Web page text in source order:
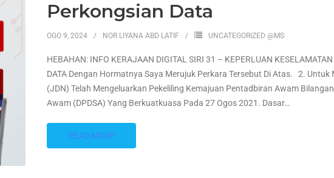
Perkongsian Data
OGO 9, 2024 NOR LIYANA ABD LATIF UNCATEGORIZED @MS
HEBAHAN: INFO KERAJAAN DIGITAL SIRI 31 – KEPERLUAN
DATA Dengan Hormatnya Saya Merujuk Perkara Tersebut Di Atas. 2.
(JDN) Telah Mengeluarkan Pekeliling Kemajuan Pentadbiran Awam
Awam (DPDSA) Yang Berkuatkuasa Pada 27 Ogos 2021. Dasar…
READ MORE